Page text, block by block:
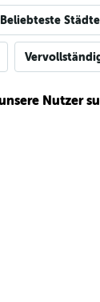
Beliebteste Städte
Nutzer